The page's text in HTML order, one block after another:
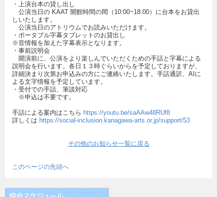
・上演台本の貸し出し
公演当日の KAAT 開館時間の間（10:00~18:00）に台本をお貸出
しいたします。
公演当日のアトリウムでお読みいただけます。
・ポータブル字幕タブレットのお貸出し
※音情報を加えた字幕表示となります。
・事前説明会
開演前に、公演をより楽しんでいただくための手話と字幕による
説明会を行います。各日１３時ぐらいからを予定しておりますが、
詳細決まり次第お申込みの方にご連絡いたします。手話通訳、AIに
よる文字情報を予定しています。
・受付での手話、筆談対応
※申込は不要です。
手話による案内はこちら https://youtu.be/saAAw48RUf8
詳しくは https://social-inclusion.kanagawa-arts.or.jp/support/53
その他のお知らせ一覧に戻る
このページの先頭へ